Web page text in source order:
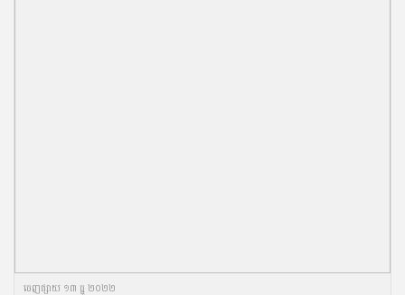
ចេញ​ផ្សាយ​ ១៣ ធ្នូ ២០២២